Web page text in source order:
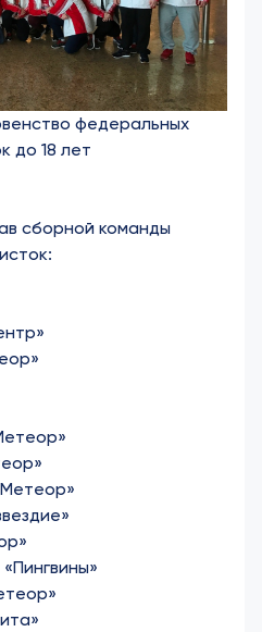
федеральных
до 18 лет
сборной команды